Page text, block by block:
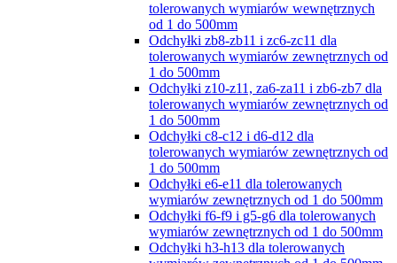
tolerowanych wymiarów wewnętrznych
od 1 do 500mm
Odchyłki zb8-zb11 i zc6-zc11 dla
tolerowanych wymiarów zewnętrznych od
1 do 500mm
Odchyłki z10-z11, za6-za11 i zb6-zb7 dla
tolerowanych wymiarów zewnętrznych od
1 do 500mm
Odchyłki c8-c12 i d6-d12 dla
tolerowanych wymiarów zewnętrznych od
1 do 500mm
Odchyłki e6-e11 dla tolerowanych
wymiarów zewnętrznych od 1 do 500mm
Odchyłki f6-f9 i g5-g6 dla tolerowanych
wymiarów zewnętrznych od 1 do 500mm
Odchyłki h3-h13 dla tolerowanych